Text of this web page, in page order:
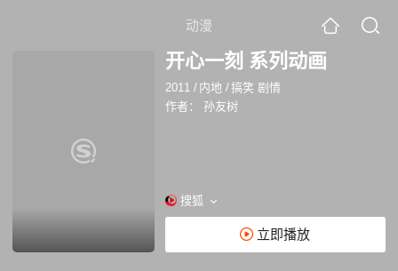
动漫
开心一刻 系列动画
2011 / 内地 /搞笑 剧情
作者：
孙友树
搜狐
立即播放